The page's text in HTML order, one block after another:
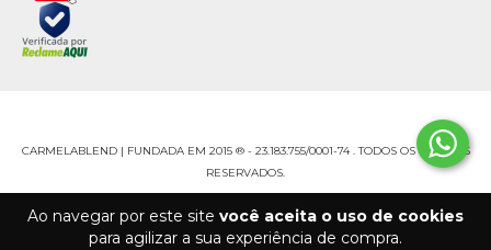
Ao navegar por este site você aceita o uso de cookies
para agilizar a sua experiência de compra.